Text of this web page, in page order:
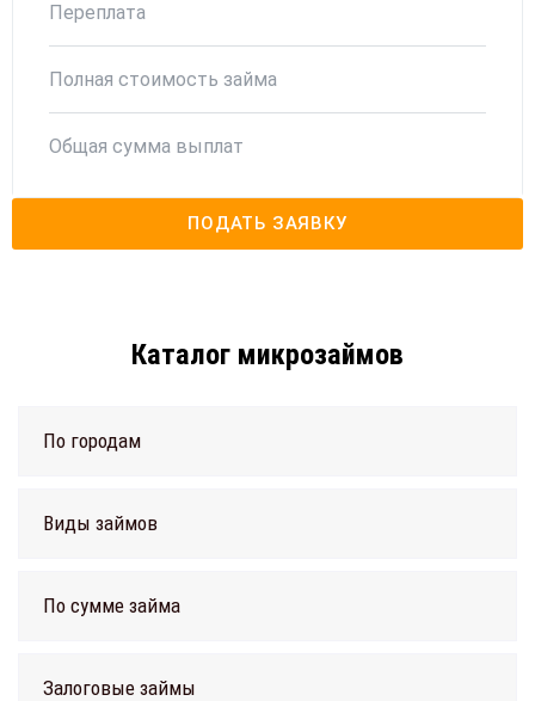
Переплата
Полная стоимость займа
Общая сумма выплат
ПОДАТЬ ЗАЯВКУ
Каталог микрозаймов
По городам
Виды займов
По сумме займа
Залоговые займы